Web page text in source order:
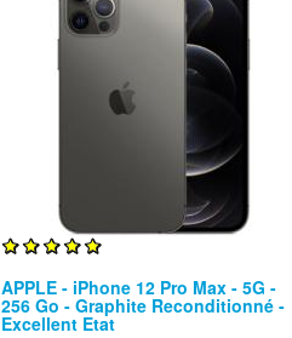
APPLE - iPhone 12 Pro Max - 5G -
256 Go - Graphite Reconditionné -
Excellent Etat